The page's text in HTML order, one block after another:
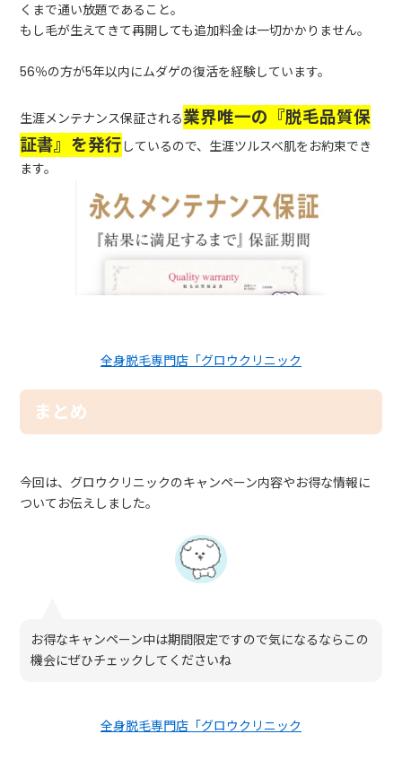
くまで通い放題であること。
もし毛が生えてきて再開しても追加料金は一切かかりません。
56％の方が5年以内にムダゲの復活を経験しています。
生涯メンテナンス保証される業界唯一の『脱毛品質保
証書』を発行 しているので、生涯ツルスベ肌をお約束でき
ます。
全身脱毛専門店「グロウクリニック
まとめ
今回は、グロウクリニックのキャンペーン内容やお得な情報に
ついてお伝えしました。
お得なキャンペーン中は期間限定ですので気になるならこの
機会にぜひチェックしてくださいね
全身脱毛専門店「グロウクリニック